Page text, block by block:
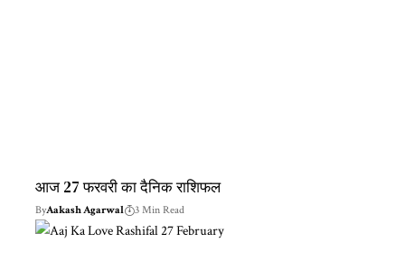
आज 27 फरवरी का दैनिक राशिफल
ByAakash Agarwal 3 Min Read